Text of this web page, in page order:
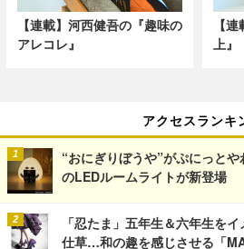
【連載】河西健吾の『趣味の
アレコレ』
【
上』
アクセスランキ
“おにぎりぼうや”がぷにっと
のLEDルームライトが新登場
「忍たま」五年生＆六年生を
仕草…和の趣を感じさせる「